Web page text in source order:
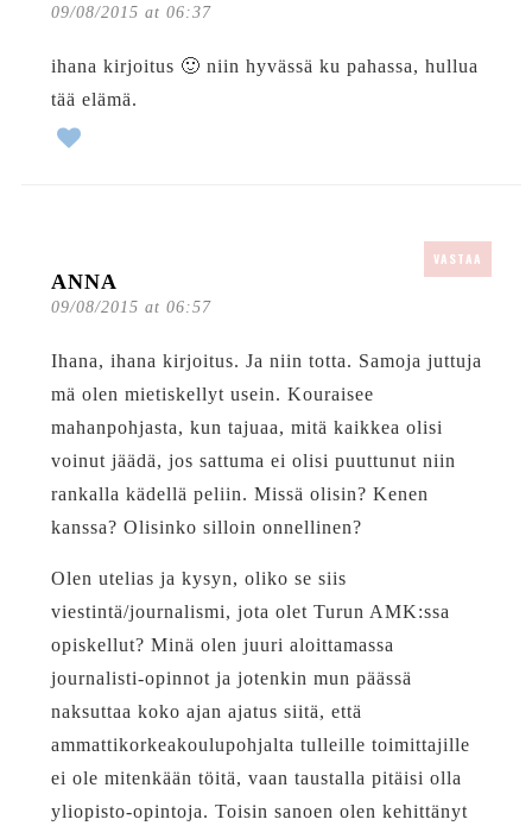
09/08/2015 at 06:37
ihana kirjoitus 🙂 niin hyvässä ku pahassa, hullua
tää elämä.
ANNA
09/08/2015 at 06:57
VASTAA
Ihana, ihana kirjoitus. Ja niin totta. Samoja juttuja
mä olen mietiskellyt usein. Kouraisee
mahanpohjasta, kun tajuaa, mitä kaikkea olisi
voinut jäädä, jos sattuma ei olisi puuttunut niin
rankalla kädellä peliin. Missä olisin? Kenen
kanssa? Olisinko silloin onnellinen?
Olen utelias ja kysyn, oliko se siis
viestintä/journalismi, jota olet Turun AMK:ssa
opiskellut? Minä olen juuri aloittamassa
journalisti-opinnot ja jotenkin mun päässä
naksuttaa koko ajan ajatus siitä, että
ammattikorkeakoulupohjalta tulleille toimittajille
ei ole mitenkään töitä, vaan taustalla pitäisi olla
yliopisto-opintoja. Toisin sanoen olen kehittänyt